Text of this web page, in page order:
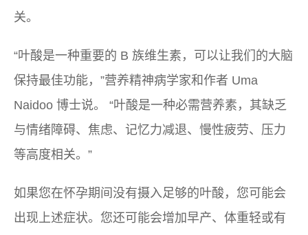
关。
“叶酸是一种重要的 B 族维生素，可以让我们的大脑
保持最佳功能，”营养精神病学家和作者 Uma
Naidoo 博士说。 “叶酸是一种必需营养素，其缺乏
与情绪障碍、焦虑、记忆力减退、慢性疲劳、压力
等高度相关。”
如果您在怀孕期间没有摄入足够的叶酸，您可能会
出现上述症状。您还可能会增加早产、体重轻或有